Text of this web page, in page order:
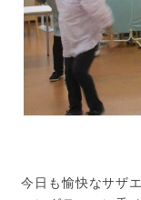
今日も愉快なサザ